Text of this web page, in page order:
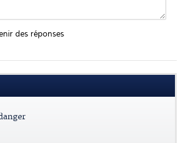
des réponses